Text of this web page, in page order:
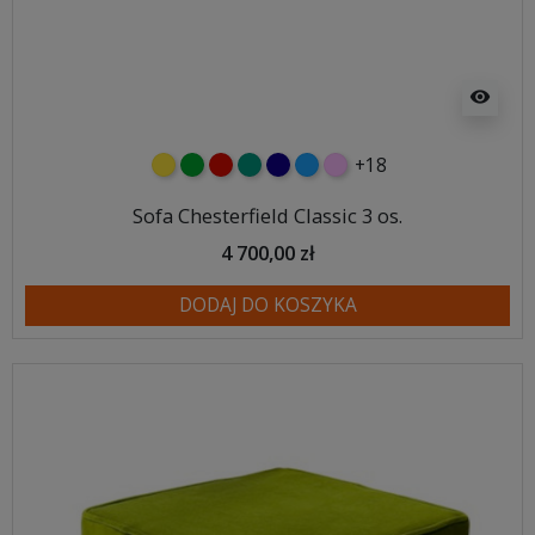
visibility
żółtyzielonyczerwony
turkusowy
granatowy
niebieski
różowy
+18
Sofa Chesterfield Classic 3 os.
4 700,00 zł
DODAJ DO KOSZYKA